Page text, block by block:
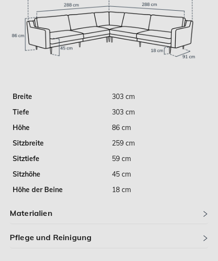
Breite
303 cm
Tiefe
303 cm
Höhe
86 cm
Sitzbreite
259 cm
Sitztiefe
59 cm
Sitzhöhe
45 cm
Höhe der Beine
18 cm
Materialien
Pflege und Reinigung